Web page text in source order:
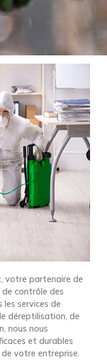
votre partenaire de
contrôle des
les services de
déreptilisation, de
nous nous
et durables
votre entreprise.